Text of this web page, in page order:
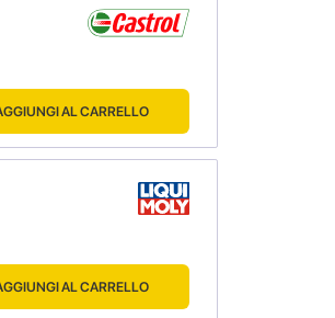
AL CARRELLO
AL CARRELLO